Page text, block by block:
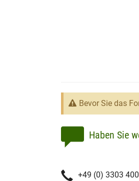
Bevor Sie das
Haben Sie
+49 (0) 3303